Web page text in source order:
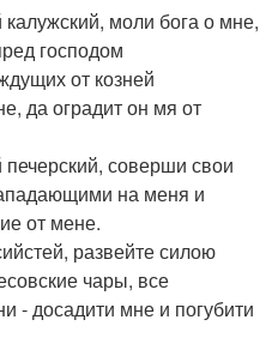
моли бога о мне,
господом
от козней
да оградит он мя от
соверши свои
на меня и
от мене.
развейте силою
чары, все
- досадити мне и погубити